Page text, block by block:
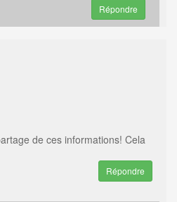
Répondre
de ces informations! Cela
Répondre